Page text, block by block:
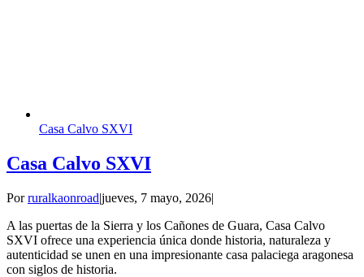
Casa Calvo SXVI
Casa Calvo SXVI
Porruralkaonroad|jueves, 7 mayo, 2026|
A las puertas de la Sierra y los Cañones de Guara, Casa Calvo
SXVI ofrece una experiencia única donde historia, naturaleza y
autenticidad se unen en una impresionante casa palaciega aragonesa
con siglos de historia.